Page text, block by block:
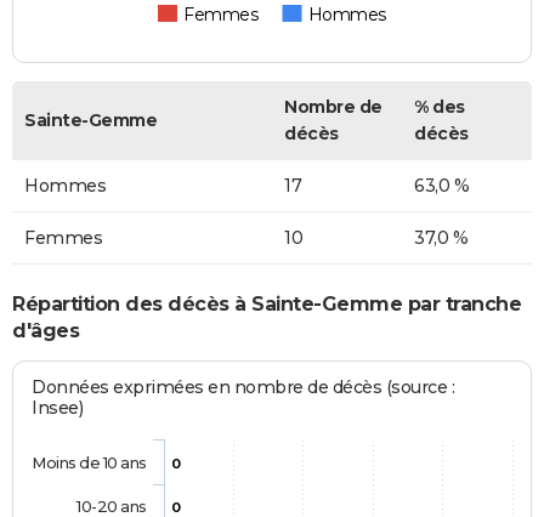
Femmes Hommes
Sainte-Gemme
Nombre de
décès
% des
décès
Hommes 17 63,0 %
Femmes 10 37,0 %
Répartition des décès à Sainte-Gemme par tranche
d'âges
Données exprimées en nombre de décès (source :
Insee)
0
0
Moins de 10 ans
10-20 ans